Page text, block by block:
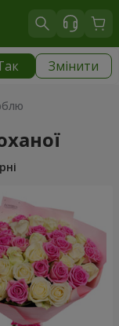
Змінити